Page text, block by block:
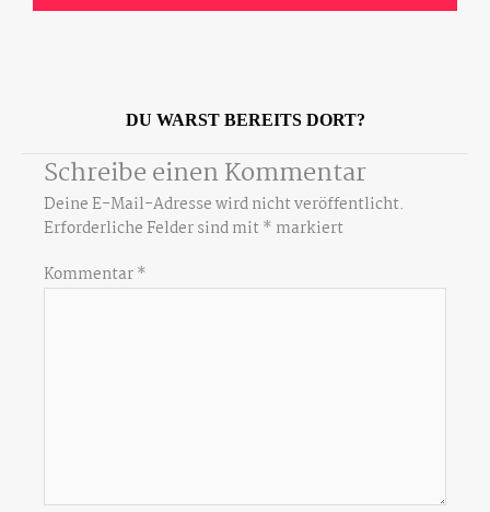
DU WARST BEREITS DORT?
Schreibe einen Kommentar
Deine E-Mail-Adresse wird nicht veröffentlicht.
Erforderliche Felder sind mit* markiert
Kommentar*